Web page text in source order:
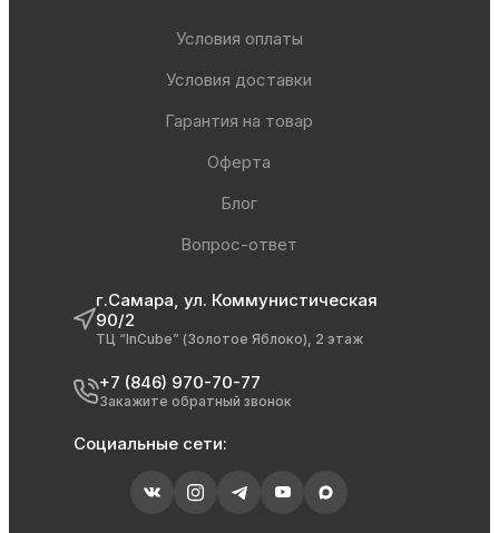
Условия оплаты
Условия доставки
Гарантия на товар
Оферта
Блог
Вопрос-ответ
г.Самара, ул. Коммунистическая
90/2
ТЦ “InCube” (Золотое Яблоко), 2 этаж
+7 (846) 970-70-77
Закажите обратный звонок
Социальные сети: